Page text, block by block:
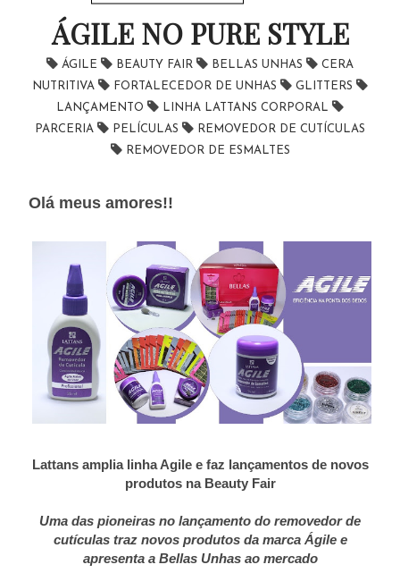
ÁGILE NO PURE STYLE
ÁGILE BEAUTY FAIR BELLAS UNHAS
CERA
NUTRITIVA
FORTALECEDOR DE UNHAS
GLITTERS
LANÇAMENTO
LINHA LATTANS CORPORAL
PARCERIA
PELÍCULAS
REMOVEDOR DE CUTÍCULAS
REMOVEDOR DE ESMALTES
Olá meus amores!!
Lattans amplia linha Agile e faz lançamentos de novos
produtos na Beauty Fair
Uma das pioneiras no lançamento do removedor de
cutículas traz novos produtos da marca Ágile e
apresenta a Bellas Unhas ao mercado